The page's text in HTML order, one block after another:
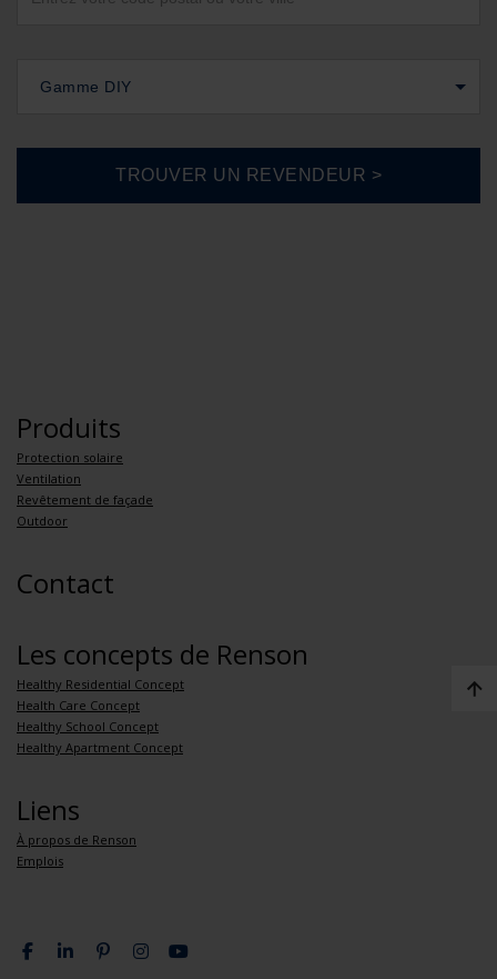
Gamme DIY
Produits
Protection solaire
Ventilation
Revêtement de façade
Outdoor
Contact
Les concepts de Renson
Healthy Residential Concept
Health Care Concept
Healthy School Concept
Healthy Apartment Concept
Liens
À propos de Renson
Emplois